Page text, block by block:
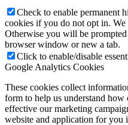
Check to enable permanent
cookies if you do not opt in. We
Otherwise you will be
browser window or new a tab.
Click to enable/disable
Google Analytics Cookies
These cookies collect
form to help us understand
effective our marketing
website and application for you